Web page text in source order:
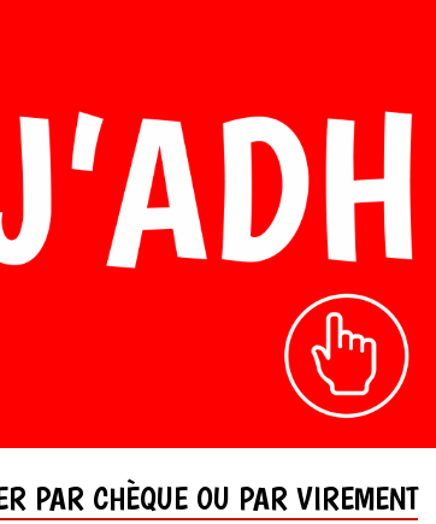
PAR CHÈQUE OU PAR VIREMENT